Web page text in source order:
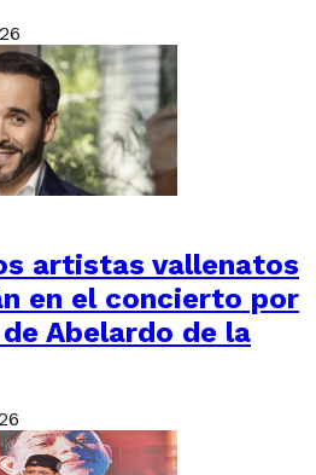
artistas vallenatos
en el concierto por
Abelardo de la